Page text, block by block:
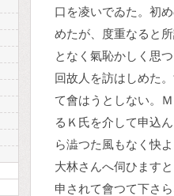
口を凌いでゐた。初
めたが、度重なると
となく氣恥かしく思
回故人を訪はしめた
て會はうとしない。
るＫ氏を介して申込
ら澁つた風もなく快
大林さんへ伺ひます
申されて會つて下さ